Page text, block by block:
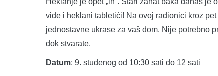
vide i heklani tabletići! Na ovoj radionici kroz
jednostavne ukrase za vaš dom. Nije potrebno
dok stvarate.
Datum: 9. studenog od 10:30 sati do 12 sati